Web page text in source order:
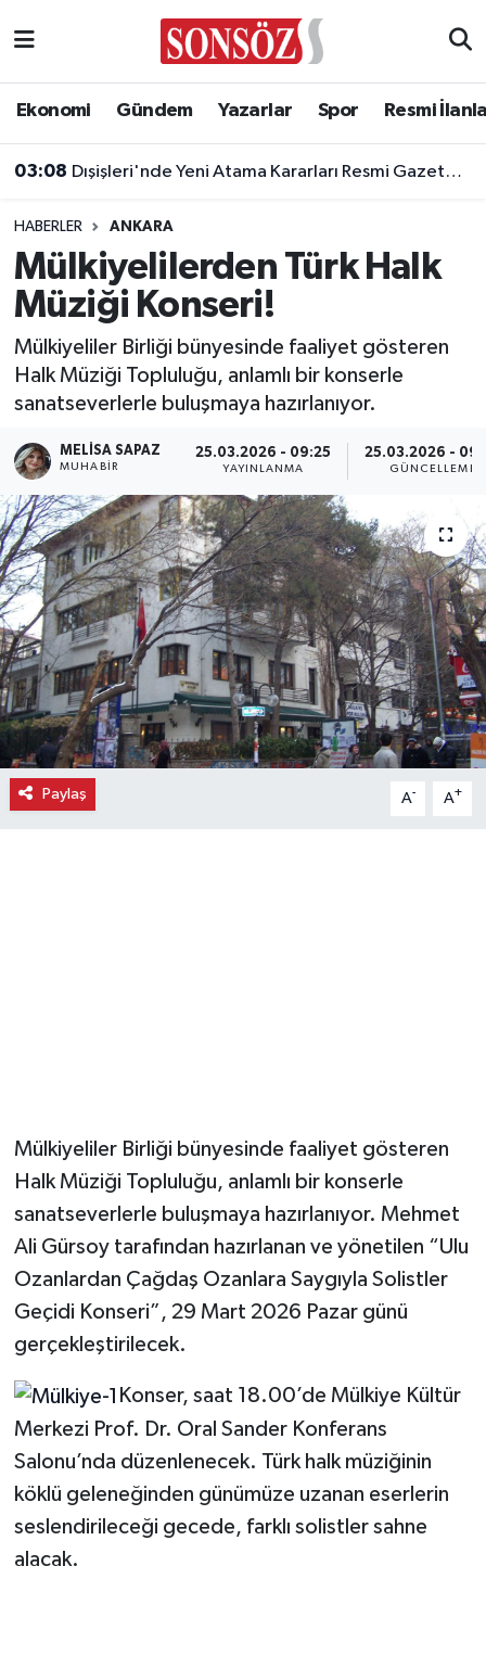
Ekonomi Gündem Yazarlar Spor Resmi
03:08 Dışişleri'nde Yeni Atama Kararları Resmi Gazete'de Yayımlandı
HABERLER ANKARA
Mülkiyelilerden Türk Halk
Müziği Konseri!
Mülkiyeliler Birliği bünyesinde faaliyet gösteren
Halk Müziği Topluluğu, anlamlı bir konserle
sanatseverlerle buluşmaya hazırlanıyor.
MELISA SAPAZ
MUHABIR
25.03.2026 - 09:25
YAYINLANMA
25.03.2026 -
GÜNCELLEME
Paylaş A- A+
Mülkiyeliler Birliği bünyesinde faaliyet gösteren
Halk Müziği Topluluğu, anlamlı bir konserle
sanatseverlerle buluşmaya hazırlanıyor. Mehmet
Ali Gürsoy tarafından hazırlanan ve yönetilen “Ulu
Ozanlardan Çağdaş Ozanlara Saygıyla Solistler
Geçidi Konseri”, 29 Mart 2026 Pazar günü
gerçekleştirilecek.
Konser, saat 18.00’de Mülkiye Kültür
Merkezi Prof. Dr. Oral Sander Konferans
Salonu’nda düzenlenecek. Türk halk müziğinin
köklü geleneğinden günümüze uzanan eserlerin
seslendirileceği gecede, farklı solistler sahne
alacak.
Asayiş
Biyografi
Çevre
Diğer
Dünya
Eğitim
Ekonomi
Eleman
Emlak
Gündem
Gurme
Haber
Seri İlan
Siyaset
Sokak Hayvanlarını Sahiplendirme
Sonsöz Özel
Spor
Vasıta
Yaşam
Ankara Nöbetçi Eczaneler
Ankara Trafik Yoğunluk Haritası
Süper Lig Puan Durumu ve Fikstür
Tüm Manşetler
Son Dakika Haberleri
Haber Arşivi